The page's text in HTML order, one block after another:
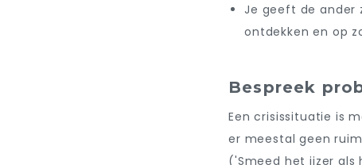
Je geeft de ander
ontdekken en op
Bespreek
Een crisissituatie is
er meestal geen
('Smeed het ijzer als